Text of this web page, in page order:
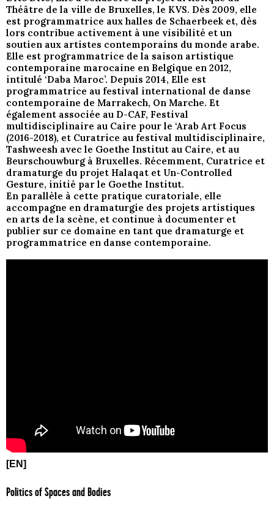
Théâtre de la ville de Bruxelles, le KVS. Dès 2009, elle
est programmatrice aux halles de Schaerbeek et, dès
lors contribue activement à une visibilité et un
soutien aux artistes contemporains du monde arabe.
Elle est programmatrice de la saison artistique
contemporaine marocaine en Belgique en 2012,
intitulé ‘Daba Maroc’. Depuis 2014, Elle est
programmatrice au festival international de danse
contemporaine de Marrakech, On Marche. Et
également associée au D-CAF, Festival
multidisciplinaire au Caire pour le ‘Arab Art Focus
(2016-2018), et Curatrice au festival multidisciplinaire,
Tashweesh avec le Goethe Institut au Caire, et au
Beurschouwburg à Bruxelles. Récemment, Curatrice et
dramaturge du projet Halaqat et Un-Controlled
Gesture, initié par le Goethe Institut.
En parallèle à cette pratique curatoriale, elle
accompagne en dramaturgie des projets artistiques
en arts de la scène, et continue à documenter et
publier sur ce domaine en tant que dramaturge et
programmatrice en danse contemporaine.
[EN]
Politics of Spaces and Bodies